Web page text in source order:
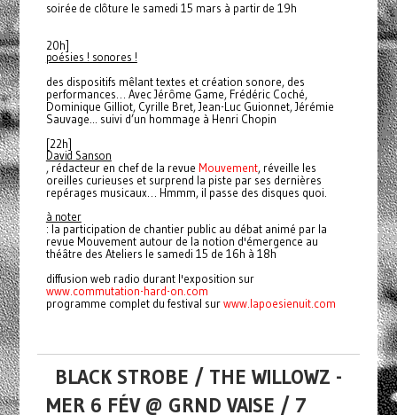
soirée de clôture le samedi 15 mars à partir de 19h
20h]
poésies ! sonores !
des dispositifs mêlant textes et création sonore, des
performances… Avec Jérôme Game, Frédéric Coché,
Dominique Gilliot, Cyrille Bret, Jean-Luc Guionnet, Jérémie
Sauvage... suivi d’un hommage à Henri Chopin
[22h]
David Sanson
, rédacteur en chef de la revue Mouvement, réveille les
oreilles curieuses et surprend la piste par ses dernières
repérages musicaux… Hmmm, il passe des disques quoi.
à noter
: la participation de chantier public au débat animé par la
revue Mouvement autour de la notion d'émergence au
théâtre des Ateliers le samedi 15 de 16h à 18h
diffusion web radio durant l'exposition sur
www.commutation-hard-on.com
programme complet du festival surwww.lapoesienuit.com
BLACK STROBE / THE WILLOWZ -
MER 6 FÉV @ GRND VAISE / 7